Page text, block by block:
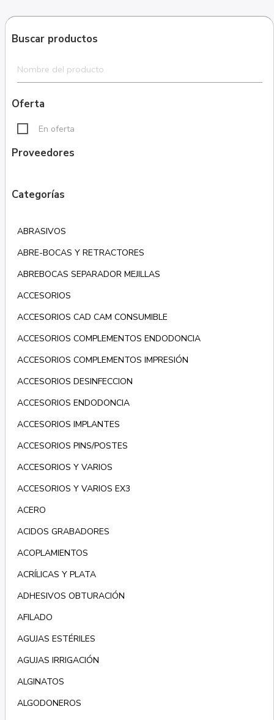
Buscar productos
Oferta
En oferta
Proveedores
Categorías
ABRASIVOS
ABRE-BOCAS Y RETRACTORES
ABREBOCAS SEPARADOR MEJILLAS
ACCESORIOS
ACCESORIOS CAD CAM CONSUMIBLE
ACCESORIOS COMPLEMENTOS ENDODONCIA
ACCESORIOS COMPLEMENTOS IMPRESIÓN
ACCESORIOS DESINFECCION
ACCESORIOS ENDODONCIA
ACCESORIOS IMPLANTES
ACCESORIOS PINS/POSTES
ACCESORIOS Y VARIOS
ACCESORIOS Y VARIOS EX3
ACERO
ACIDOS GRABADORES
ACOPLAMIENTOS
ACRÍLICAS Y PLATA
ADHESIVOS OBTURACIÓN
AFILADO
AGUJAS ESTÉRILES
AGUJAS IRRIGACIÓN
ALGINATOS
ALGODONEROS